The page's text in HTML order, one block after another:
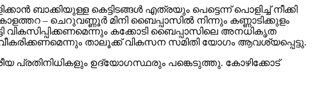
ബാക്കിയുള്ള കെട്ടിടങ്ങൾ എത്രയും പെട്ടെന്ന് പൊളിച്ച് നീക്കി
– ചെറുവണ്ണൂർ മിനി ബൈപ്പാസിൽ നിന്നും കണ്ണാടിക്കുളം
വികസിപ്പിക്കണമെന്നും കക്കോടി ബൈപ്പാസിലെ അനധികൃത
താലൂക്ക് വികസന സമിതി യോഗം ആവശ്യപ്പെട്ടു.
പ്രതിനിധികളും ഉദ്യോഗസ്ഥരും പങ്കെടുത്തു. കോഴിക്കോട്